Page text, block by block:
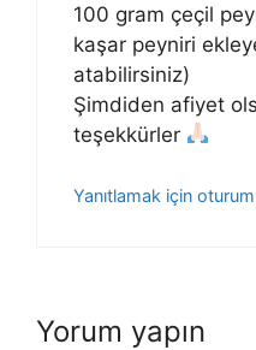
100 gram çeçil
kaşar peyniri
atabilirsiniz)
Şimdiden afiyet
teşekkürler
Yanıtlamak için oturum
Yorum yapın